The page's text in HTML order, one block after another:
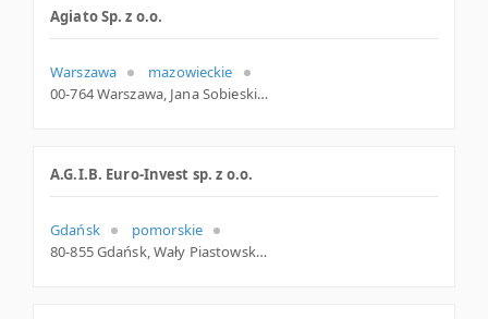
Agiato Sp. z o.o.
Warszawa
mazowieckie
00-764 Warszawa, Jana Sobieskiego 104 lok. 39, woj. Mazowieckie, pow. Warszawa, gm. Warszawa
A.G.I.B. Euro-Invest sp. z o.o.
Gdańsk
pomorskie
80-855 Gdańsk, Wały Piastowskie 1, pomorskie